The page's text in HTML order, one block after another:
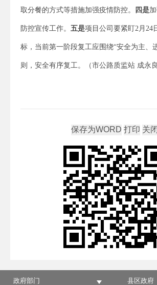
取分餐的方式等措施加强疫情防控。 四是
防控宣传工作。 五是项目公司要紧盯2月24
标，当前第一阶段复工应围绕“安全为主、
则，安全有序复工。（市公路质监站 成永良
政府部门 县区政府